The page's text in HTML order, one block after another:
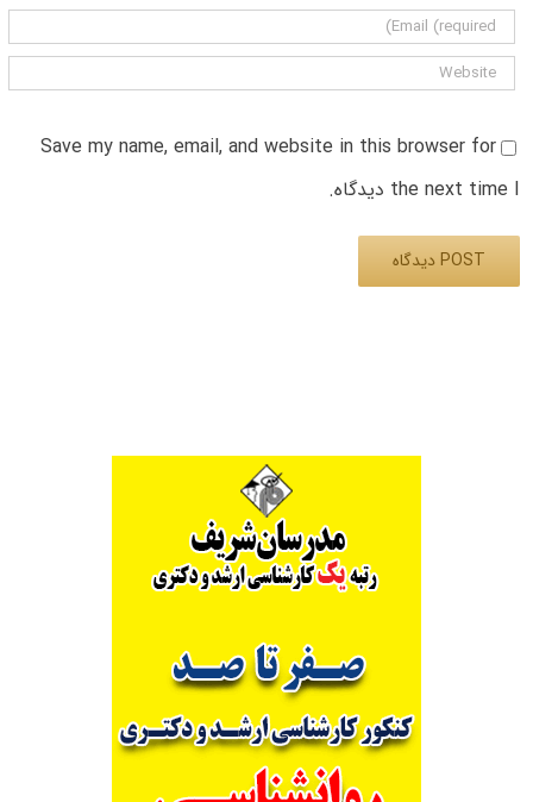
Save my name, email, and website in this browser for
the next time I دیدگاه.